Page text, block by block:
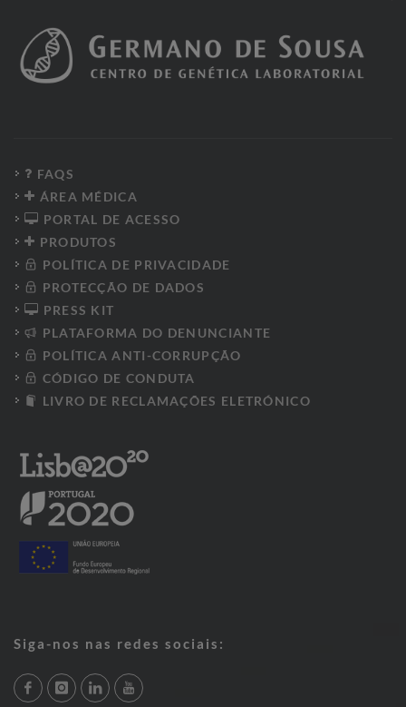
FAQS
ÁREA MÉDICA
PORTAL DE ACESSO
PRODUTOS
POLÍTICA DE PRIVACIDADE
PROTECÇÃO DE DADOS
PRESS KIT
PLATAFORMA DO DENUNCIANTE
POLÍTICA ANTI-CORRUPÇÃO
CÓDIGO DE CONDUTA
LIVRO DE RECLAMAÇÕES ELETRÓNICO
Siga-nos nas redes sociais: